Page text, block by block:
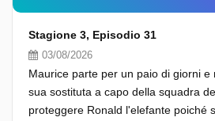
Stagione 3, Episodio 31
03/08/2026
Maurice parte per un paio di giorni e
sua sostituta a capo della squadra
proteggere Ronald l'elefante poiché